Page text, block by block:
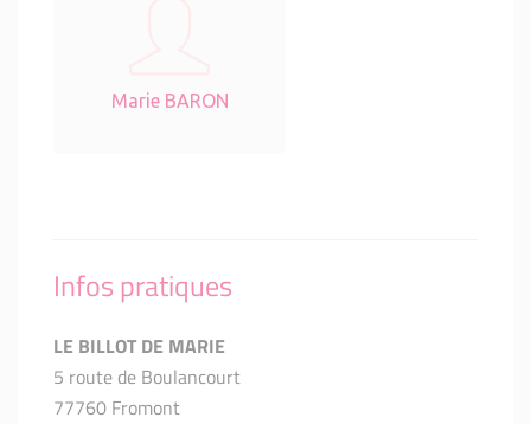
Marie BARON
Infos pratiques
LE BILLOT DE MARIE
5 route de Boulancourt
77760 Fromont